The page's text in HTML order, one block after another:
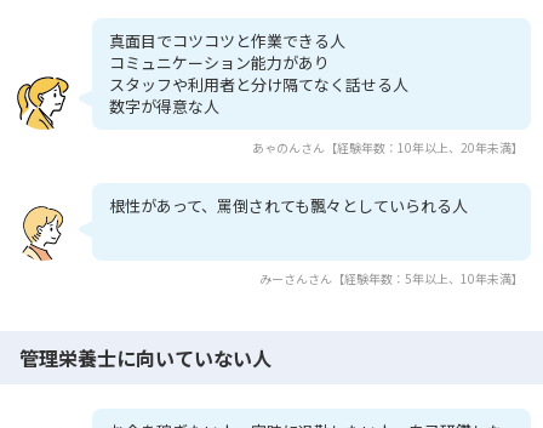
真面目でコツコツと作業できる人
コミュニケーション能力があり
スタッフや利用者と分け隔てなく話せる人
数字が得意な人
あゃのんさん【経験年数：10年以上、20年未満】
根性があって、罵倒されても飄々としていられる人
みーさんさん【経験年数：5年以上、10年未満】
管理栄養士に向いていない人